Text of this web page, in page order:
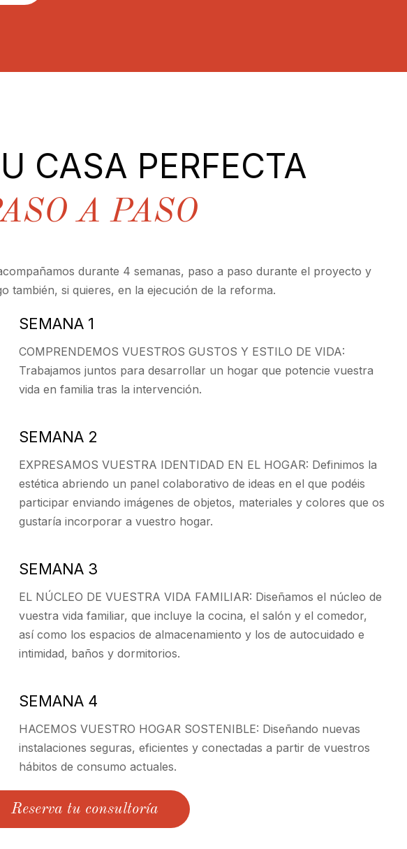
CASA PERFECTA
A PASO
durante 4 semanas, paso a paso durante el proyecto y
también, si quieres, en la ejecución de la reforma.
SEMANA 1
COMPRENDEMOS VUESTROS GUSTOS Y ESTILO DE VIDA:
Trabajamos juntos para desarrollar un hogar que potencie vuestra
vida en familia tras la intervención.
SEMANA 2
EXPRESAMOS VUESTRA IDENTIDAD EN EL HOGAR: Definimos la
estética abriendo un panel colaborativo de ideas en el que podéis
participar enviando imágenes de objetos, materiales y colores que os
gustaría incorporar a vuestro hogar.
SEMANA 3
EL NÚCLEO DE VUESTRA VIDA FAMILIAR: Diseñamos el núcleo de
vuestra vida familiar, que incluye la cocina, el salón y el comedor,
así como los espacios de almacenamiento y los de autocuidado e
intimidad, baños y dormitorios.
SEMANA 4
HACEMOS VUESTRO HOGAR SOSTENIBLE: Diseñando nuevas
instalaciones seguras, eficientes y conectadas a partir de vuestros
hábitos de consumo actuales.
Reserva tu consultoría